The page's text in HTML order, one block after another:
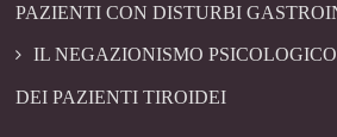
PAZIENTI CON DISTURBI
IL NEGAZIONISMO
DEI PAZIENTI TIROIDEI